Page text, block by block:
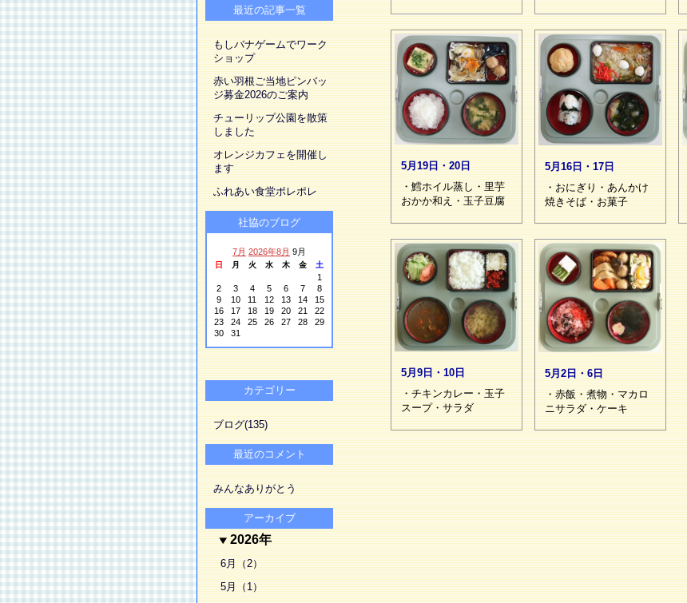
5月19日・20日
・鱈ホイル蒸し・里芋
おかか和え・玉子豆腐
5月16日・17日
・おにぎり・あんかけ
焼きそば・お菓子
5月9日・10日
・チキンカレー・玉子
スープ・サラダ
5月2日・6日
・赤飯・煮物・マカロ
ニサラダ・ケーキ
最近の記事一覧
もしバナゲームでワーク
ショップ
赤い羽根ご当地ピンバッ
ジ募金2026のご案内
チューリップ公園を散策
しました
オレンジカフェを開催し
ます
ふれあい食堂ポレポレ
社協のブログ
7月 2026年8月 9月
日 月 火 水 木 金 土
1
2
3 4 5 6 7
8
9
10 11 12 13 14
15
16
17 18 19 20 21
22
23
24 25 26 27 28
29
30
31
カテゴリー
ブログ(135)
最近のコメント
みんなありがとう
アーカイブ
2026年
6月（2）
5月（1）